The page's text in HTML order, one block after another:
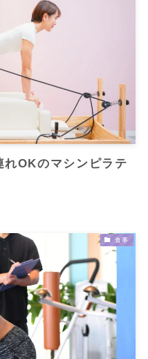
れOKのマシンピラテ
食事